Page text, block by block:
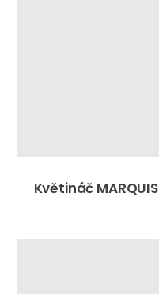
Květináč MARQUIS